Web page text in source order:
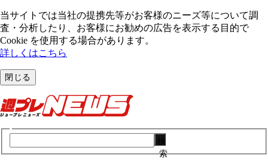
当サイトでは当社の提携先等がお客様のニーズ等について調
査・分析したり、お客様にお勧めの広告を表⽰する⽬的で
Cookie を使⽤する場合があります。
詳しくはこちら
閉じる
索